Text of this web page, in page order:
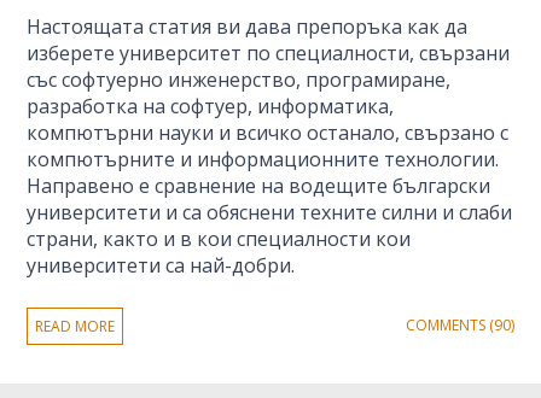
Настоящата статия ви дава препоръка как да
изберете университет по специалности, свързани
със софтуерно инженерство, програмиране,
разработка на софтуер, информатика,
компютърни науки и всичко останало, свързано с
компютърните и информационните технологии.
Направено е сравнение на водещите български
университети и са обяснени техните силни и слаби
страни, както и в кои специалности кои
университети са най-добри.
READ MORE COMMENTS (90)